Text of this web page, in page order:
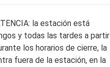
la estación está
y todas las tardes a partir
los horarios de cierre, la
fuera de la estación, en la